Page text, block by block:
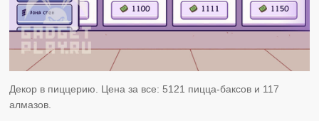
Декор в пиццерию. Цена за все: 5121 пицца-баксов и 117
алмазов.